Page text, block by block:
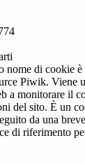
nome di cookie
Piwik. Viene
a monitorare il
del sito. È un
da una
di riferimento